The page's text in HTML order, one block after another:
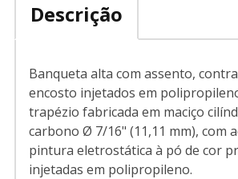
Descrição
Banqueta alta com assento,
encosto injetados em
trapézio fabricada em maciço
carbono Ø 7/16" (11,11 mm), com
pintura eletrostática à pó de cor
injetadas em polipropileno.